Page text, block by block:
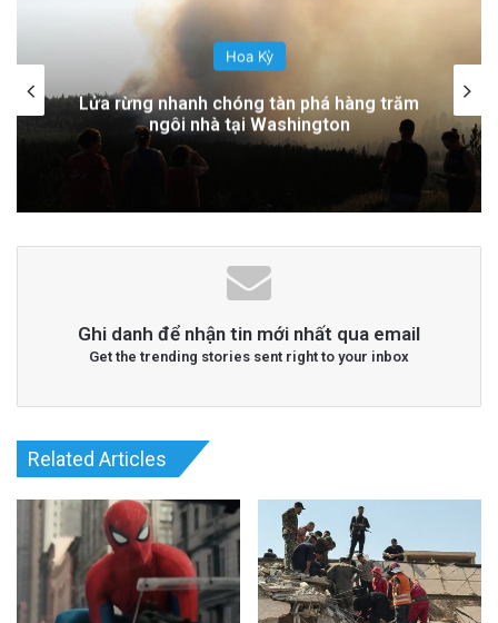
Dân Chủ Tại Michigan: Ai Sẽ Chiến Thắng?
1 day ago
Đọc thêm Read More
Hoa Kỳ
Vincent Pastore, Ngôi Sao “The
Sopranos,” Qua Đời Ở Tuổi 80: Di Sản Của
Một Huyền Thoại
Ghi danh để nhận tin mới nhất qua email
Get the trending stories sent right to your inbox
Related Articles